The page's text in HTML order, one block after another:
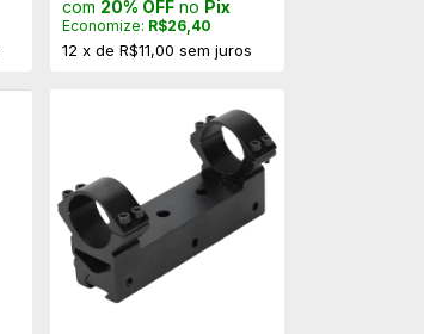
com 20% OFFno Pix
Economize: R$26,40
12 x de R$11,00 sem juros